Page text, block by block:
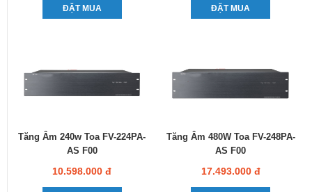
ĐẶT MUA ĐẶT MUA
Tăng Âm 240w Toa FV-224PA-
AS F00
10.598.000 đ
Tăng Âm 480W Toa FV-248PA-
AS F00
17.493.000 đ